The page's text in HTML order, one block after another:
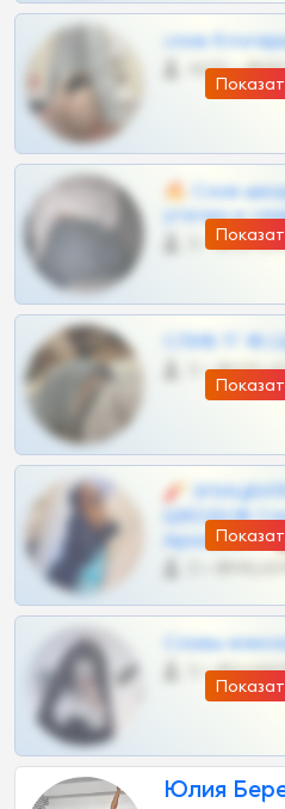
слив
4675 •
🔥 Слив
утечки и
0 •
СЛИВ ТГ 18
0 •
🧨
ШКОДОВ
Архивов ТГ
Сливы
0 •
Юлия